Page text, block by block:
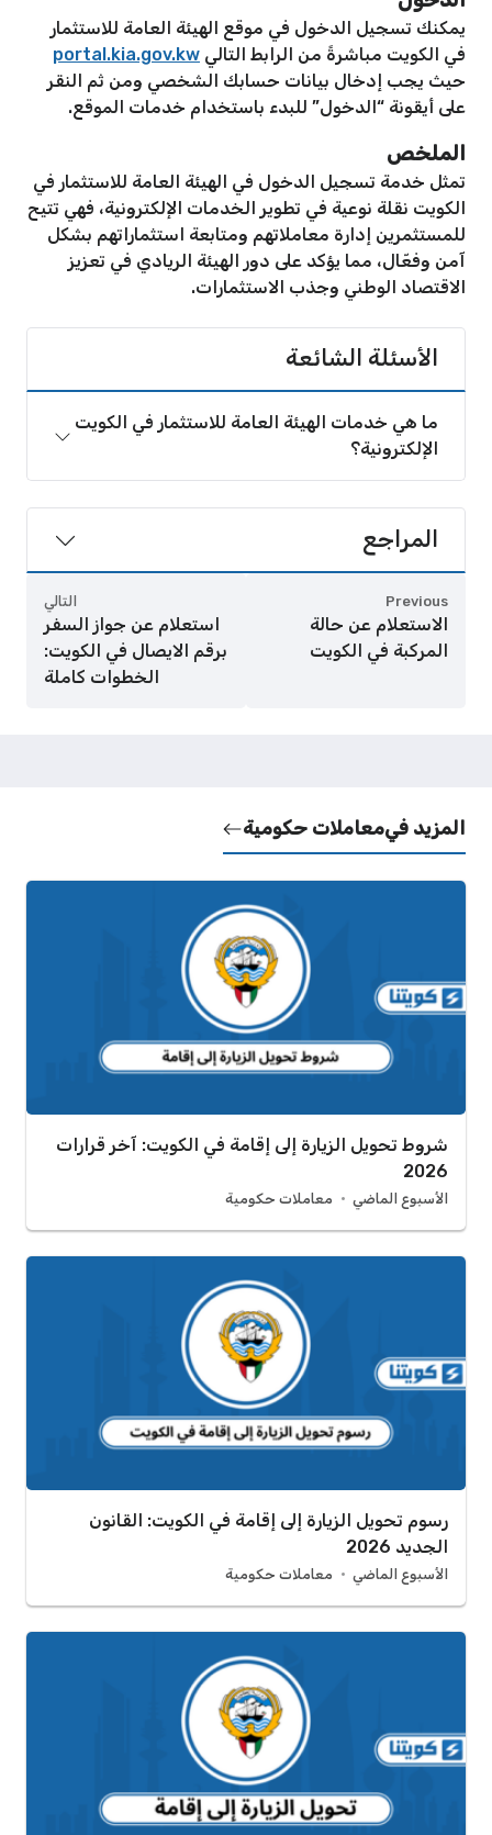
يمكنك تسجيل الدخول في موقع الهيئة العامة للاستثمار
في الكويت مباشرةً من الرابط التالي portal.kia.gov.kw
حيث يجب إدخال بيانات حسابك الشخصي ومن ثم النقر
على أيقونة “الدخول” للبدء باستخدام خدمات الموقع.
الملخص
تمثل خدمة تسجيل الدخول في الهيئة العامة للاستثمار في
الكويت نقلة نوعية في تطوير الخدمات الإلكترونية، فهي تتيح
للمستثمرين إدارة معاملاتهم ومتابعة استثماراتهم بشكل
آمن وفعّال، مما يؤكد على دور الهيئة الريادي في تعزيز
الاقتصاد الوطني وجذب الاستثمارات.
الأسئلة الشائعة
ما هي خدمات الهيئة العامة للاستثمار في الكويت
الإلكترونية؟
المراجع
Previous
الاستعلام عن حالة
المركبة في الكويت
التالي
استعلام عن جواز السفر
برقم الايصال في الكويت:
الخطوات كاملة
المزيد فيمعاملات حكومية
شروط تحويل الزيارة إلى إقامة في الكويت: آخر قرارات
2026
الأسبوع الماضي معاملات حكومية
رسوم تحويل الزيارة إلى إقامة في الكويت: القانون
الجديد 2026
الأسبوع الماضي معاملات حكومية